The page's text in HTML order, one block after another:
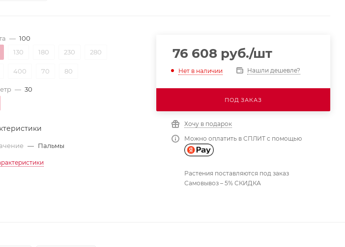
— 100
130 180 230 280
400 70 80
— 30
— Пальмы
76 608руб./шт
Нет в наличии Нашли дешевле?
ПОД ЗАКАЗ
Хочу в подарок
Можно оплатить в СПЛИТ с помощью
Растения поставляются под заказ
Самовывоз – 5% СКИДКА